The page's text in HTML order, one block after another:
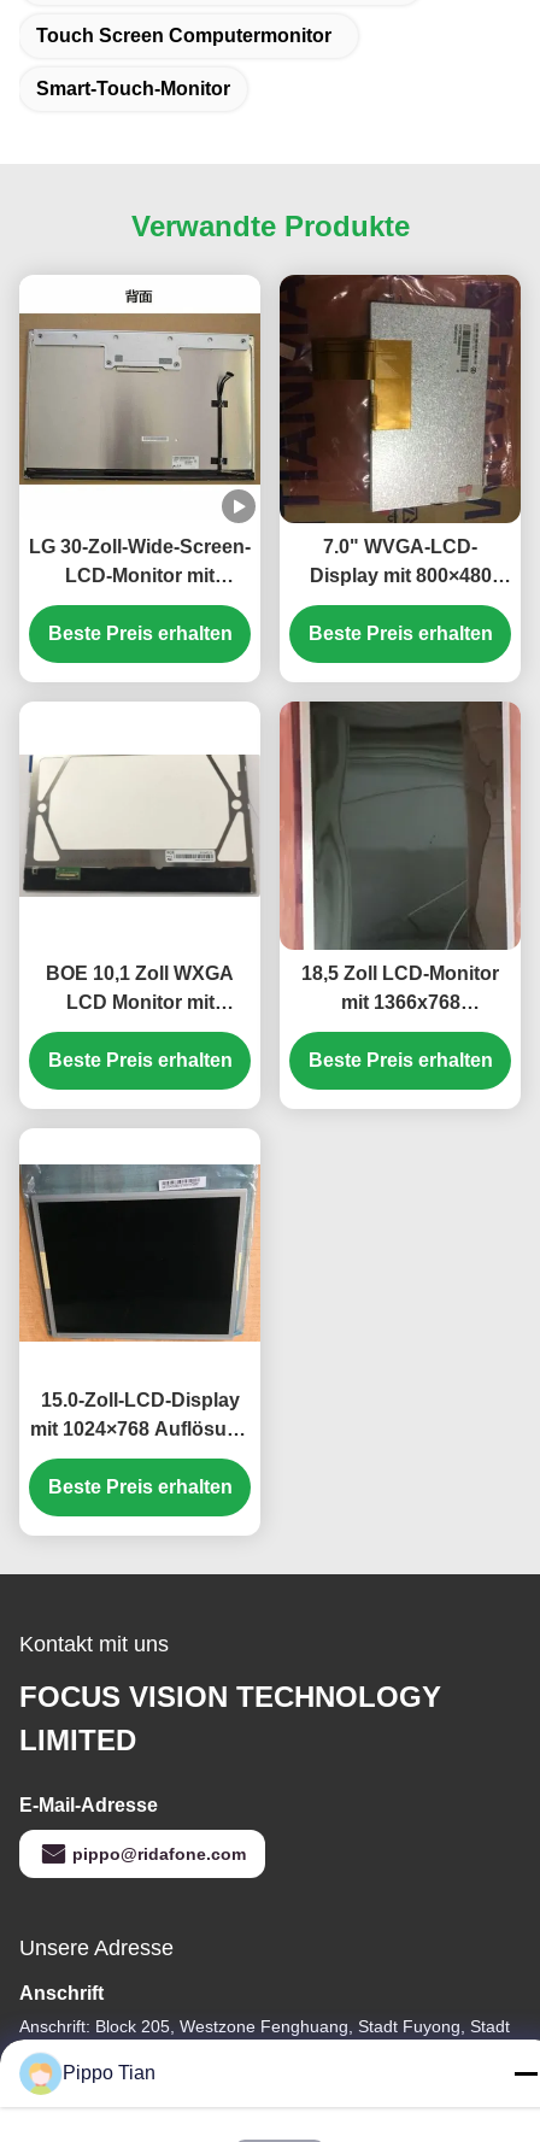
Touch Screen Computermonitor
Smart-Touch-Monitor
Verwandte Produkte
LG 30-Zoll-Wide-Screen-
LCD-Monitor mit
2560*1600 Auflösung
und 350cd/m2 Helligkeit
Beste Preis erhalten
7.0" WVGA-LCD-
Display mit 800×480
Auflösung und 350
cd/m2 Helligkeit TFT-
LCD-Panel
Beste Preis erhalten
BOE 10,1 Zoll WXGA
LCD Monitor mit
1280×800 Auflösung
und 250 cd/m2
Helligkeit
Beste Preis erhalten
18,5 Zoll LCD-Monitor
mit 1366x768
Auflösung, 250 cd/m²
Helligkeit und 30.000
Stunden WLED-
Beste Preis erhalten
15.0-Zoll-LCD-Display
mit 1024×768 Auflösung
und 250 cd/m2
Helligkeit TFT-LCD-
Panel
Beste Preis erhalten
Kontakt mit uns
FOCUS VISION TECHNOLOGY
LIMITED
E-Mail-Adresse
pippo@ridafone.com
Unsere Adresse
Anschrift
Anschrift: Block 205, Westzone Fenghuang, Stadt Fuyong, Stadt
Shenzhen, China
Tel.
Pippo Tian